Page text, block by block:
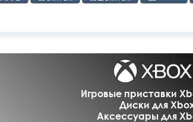
Игровые приставки
Диски для
Аксессуары для